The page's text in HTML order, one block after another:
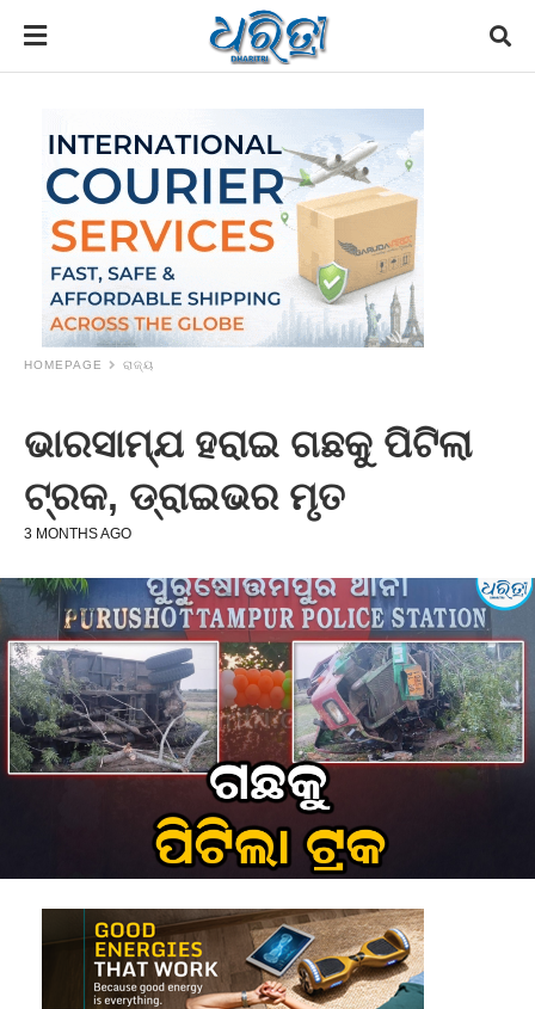
HOMEPAGE ରାଜ୍ୟ
ଭାରସାମ୍ଯ ହରାଇ ଗଛକୁ ପିଟିଲା
ଟ୍ରକ, ଡ୍ରାଇଭର ମୃତ
3 MONTHS AGO